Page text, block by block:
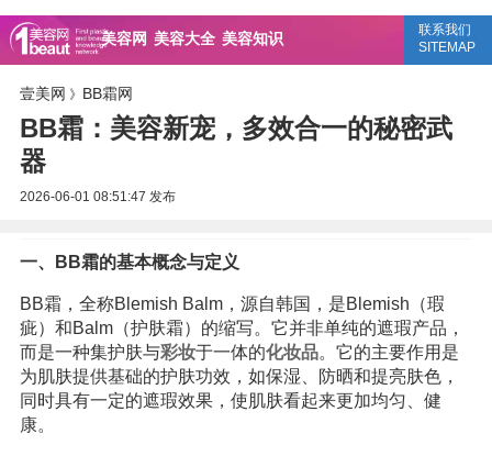
美容网 美容大全 美容知识
联系我们
SITEMAP
壹美网 》 BB霜网
BB霜：美容新宠，多效合一的秘密武
器
2026-06-01 08:51:47 发布
一、BB霜的基本概念与定义
BB霜，全称Blemish Balm，源自韩国，是Blemish（瑕
疵）和Balm（护肤霜）的缩写。它并非单纯的遮瑕产品，
而是一种集护肤与彩妆于一体的化妆品。它的主要作用是
为肌肤提供基础的护肤功效，如保湿、防晒和提亮肤色，
同时具有一定的遮瑕效果，使肌肤看起来更加均匀、健
康。